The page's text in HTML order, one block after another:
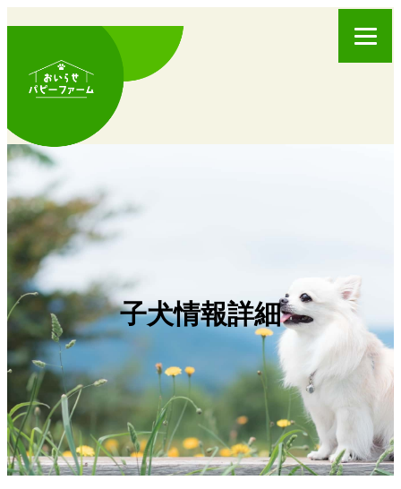
子犬情報詳細